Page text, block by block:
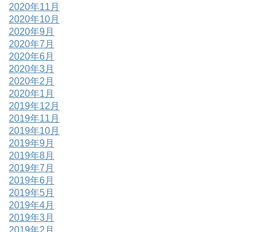
2020年11月
2020年10月
2020年9月
2020年7月
2020年6月
2020年3月
2020年2月
2020年1月
2019年12月
2019年11月
2019年10月
2019年9月
2019年8月
2019年7月
2019年6月
2019年5月
2019年4月
2019年3月
2019年2月